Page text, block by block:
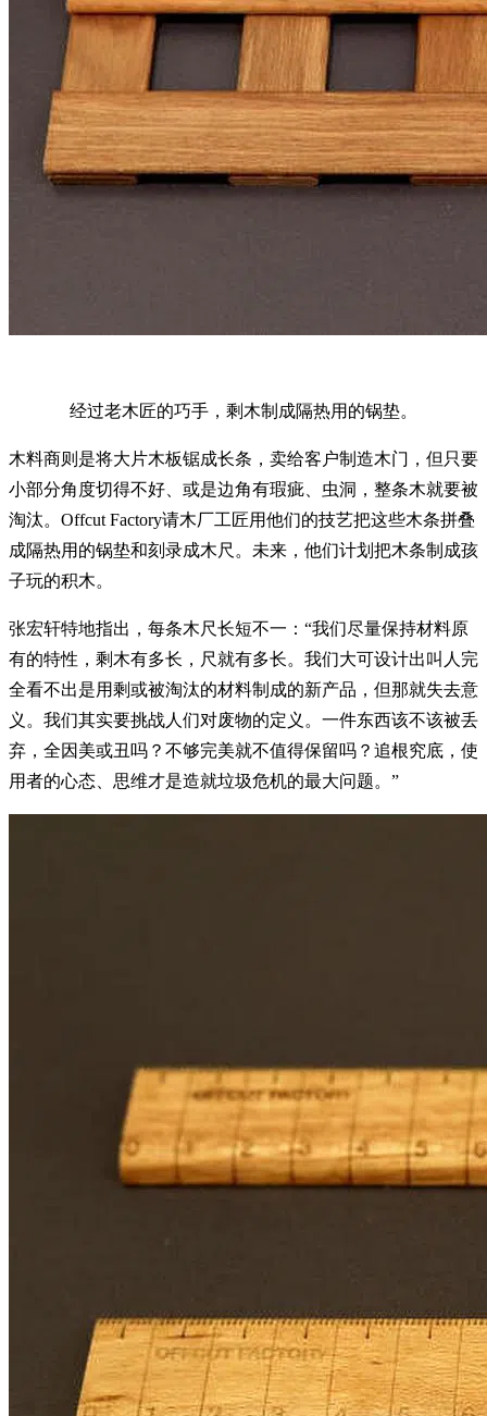
经过老木匠的巧手，剩木制成隔热用的锅垫。
木料商则是将大片木板锯成长条，卖给客户制造木门，但只要
小部分角度切得不好、或是边角有瑕疵、虫洞，整条木就要被
淘汰。Offcut Factory请木厂工匠用他们的技艺把这些木条拼叠
成隔热用的锅垫和刻录成木尺。未来，他们计划把木条制成孩
子玩的积木。
张宏轩特地指出，每条木尺长短不一：“我们尽量保持材料原
有的特性，剩木有多长，尺就有多长。我们大可设计出叫人完
全看不出是用剩或被淘汰的材料制成的新产品，但那就失去意
义。我们其实要挑战人们对废物的定义。一件东西该不该被丢
弃，全因美或丑吗？不够完美就不值得保留吗？追根究底，使
用者的心态、思维才是造就垃圾危机的最大问题。”